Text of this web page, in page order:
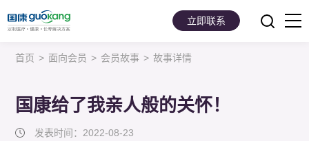
首页
面向会员
面向企业
立即联系
首页 > 面向会员 > 会员故事 > 故事详情
国康给了我亲人般的关怀！
发表时间：2022-08-23